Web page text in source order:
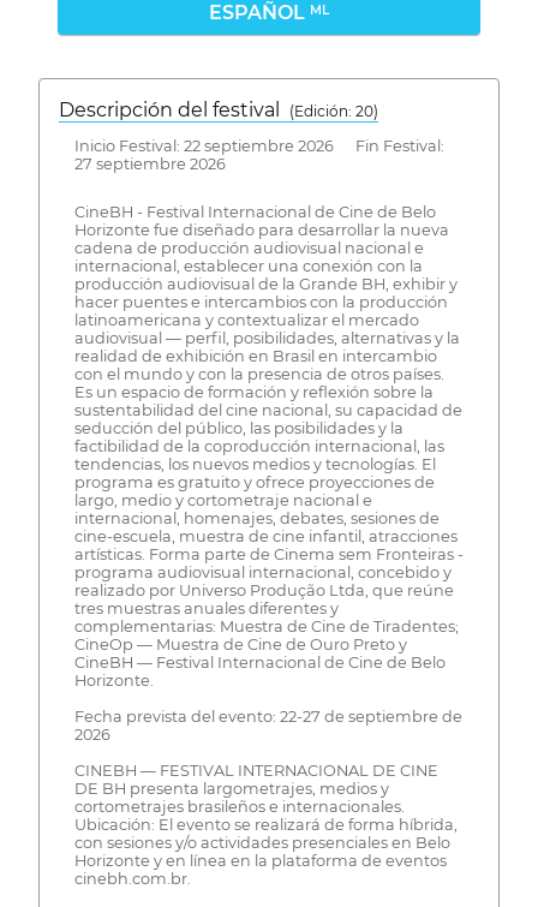
ESPAÑOL ML
Descripción del festival
( Edición: 20)
Inicio Festival: 22 septiembre 2026 Fin Festival:
27 septiembre 2026
CineBH - Festival Internacional de Cine de Belo
Horizonte fue diseñado para desarrollar la nueva
cadena de producción audiovisual nacional e
internacional, establecer una conexión con la
producción audiovisual de la Grande BH, exhibir y
hacer puentes e intercambios con la producción
latinoamericana y contextualizar el mercado
audiovisual — perfil, posibilidades, alternativas y la
realidad de exhibición en Brasil en intercambio
con el mundo y con la presencia de otros países.
Es un espacio de formación y reflexión sobre la
sustentabilidad del cine nacional, su capacidad de
seducción del público, las posibilidades y la
factibilidad de la coproducción internacional, las
tendencias, los nuevos medios y tecnologías. El
programa es gratuito y ofrece proyecciones de
largo, medio y cortometraje nacional e
internacional, homenajes, debates, sesiones de
cine-escuela, muestra de cine infantil, atracciones
artísticas. Forma parte de Cinema sem Fronteiras -
programa audiovisual internacional, concebido y
realizado por Universo Produção Ltda, que reúne
tres muestras anuales diferentes y
complementarias: Muestra de Cine de Tiradentes;
CineOp — Muestra de Cine de Ouro Preto y
CineBH — Festival Internacional de Cine de Belo
Horizonte.
Fecha prevista del evento: 22-27 de septiembre de
2026
CINEBH — FESTIVAL INTERNACIONAL DE CINE
DE BH presenta largometrajes, medios y
cortometrajes brasileños e internacionales.
Ubicación: El evento se realizará de forma híbrida,
con sesiones y/o actividades presenciales en Belo
Horizonte y en línea en la plataforma de eventos
cinebh.com.br.